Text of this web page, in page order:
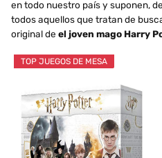
en todo nuestro país y suponen,
todos aquellos que tratan de
original de el joven mago Harry
TOP JUEGOS DE MESA